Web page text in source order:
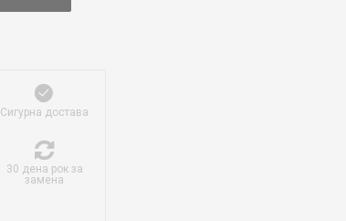
Сигурна достава
30 дена рок за
замена